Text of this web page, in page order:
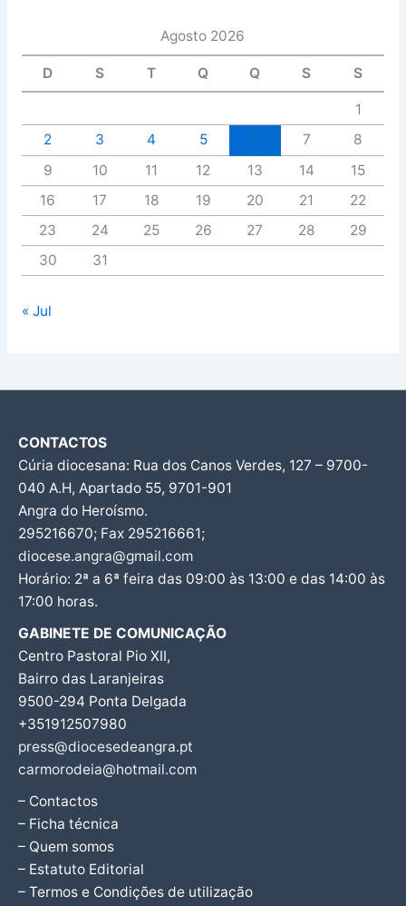
Agosto 2026
D S T Q Q S S
1
2
3 4 5 7
8
9
10 11 12 13 14
15
16
17 18 19 20 21
22
23
24 25 26 27 28
29
30
31
« Jul
CONTACTOS
Cúria diocesana: Rua dos Canos Verdes, 127 – 9700-
040 A.H, Apartado 55, 9701-901
Angra do Heroísmo.
295216670; Fax 295216661;
diocese.angra@gmail.com
Horário: 2ª a 6ª feira das 09:00 às 13:00 e das 14:00 às
17:00 horas.
GABINETE DE COMUNICAÇÃO
Centro Pastoral Pio XII,
Bairro das Laranjeiras
9500-294 Ponta Delgada
+351912507980
press@diocesedeangra.pt
carmorodeia@hotmail.com
– Contactos
– Ficha técnica
– Quem somos
– Estatuto Editorial
– Termos e Condições de utilização